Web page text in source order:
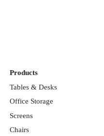
Products
Tables & Desks
Office Storage
Screens
Chairs